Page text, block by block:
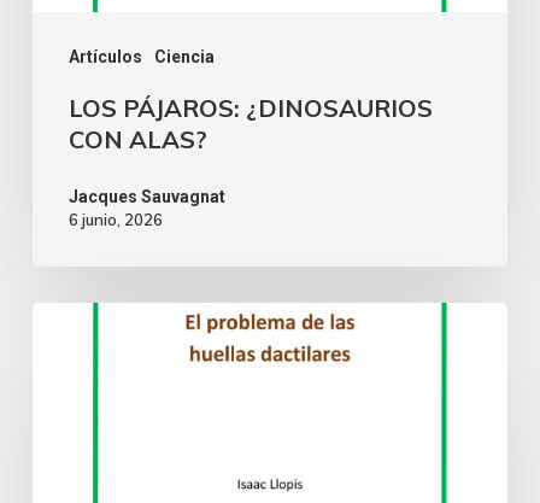
Artículos Ciencia
LOS PÁJAROS: ¿DINOSAURIOS
CON ALAS?
Jacques Sauvagnat
6 junio, 2026